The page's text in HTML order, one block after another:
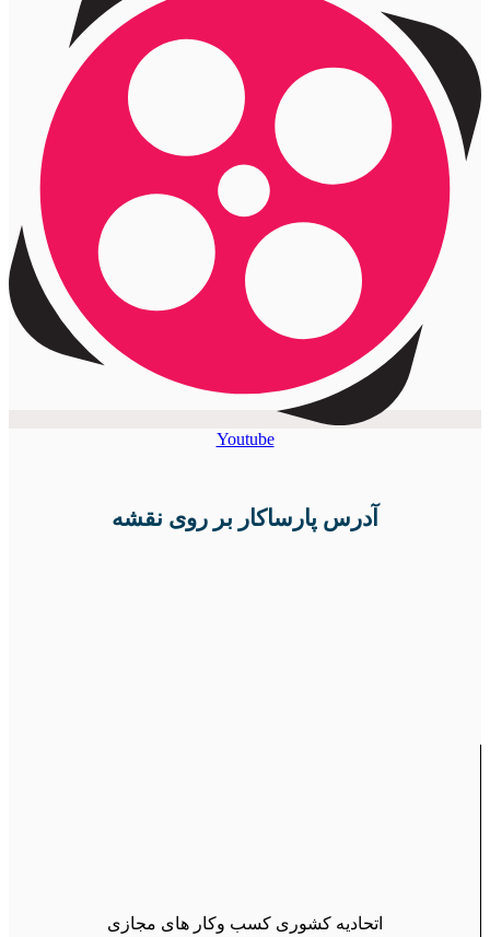
Youtube
آدرس پارساکار بر روی نقشه
اتحادیه کشوری کسب وکار های مجازی